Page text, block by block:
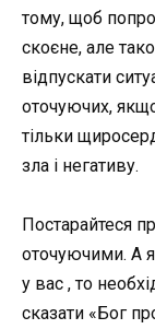
тому, щоб
скоєне, але
відпускати
оточуючих,
тільки
зла і негативу.
Постарайтеся
оточуючими. А
у вас , то
сказати «Бог